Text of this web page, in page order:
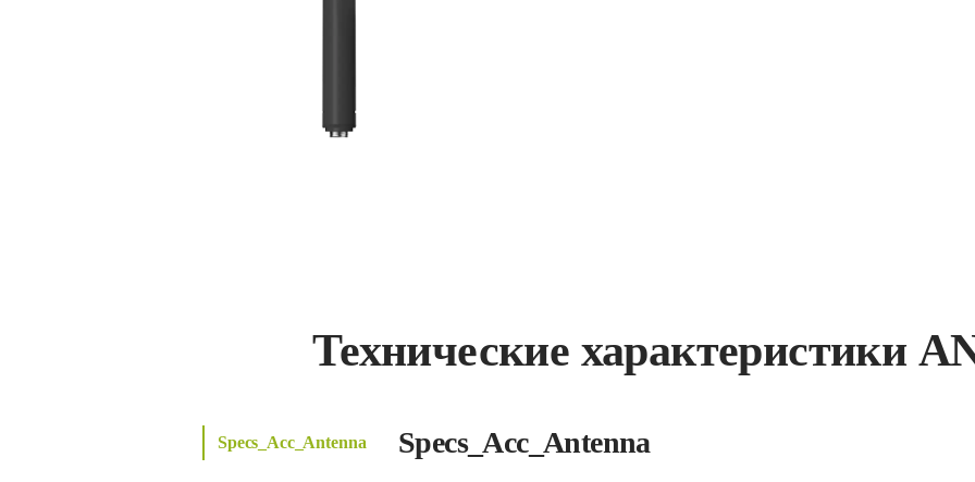
Технические характеристики
Specs_Acc_Antenna Specs_Acc_Antenna